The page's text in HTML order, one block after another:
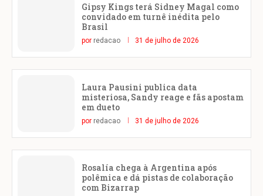
Gipsy Kings terá Sidney Magal como
convidado em turnê inédita pelo
Brasil
por redacao 31 de julho de 2026
Laura Pausini publica data
misteriosa, Sandy reage e fãs apostam
em dueto
por redacao 31 de julho de 2026
Rosalía chega à Argentina após
polêmica e dá pistas de colaboração
com Bizarrap